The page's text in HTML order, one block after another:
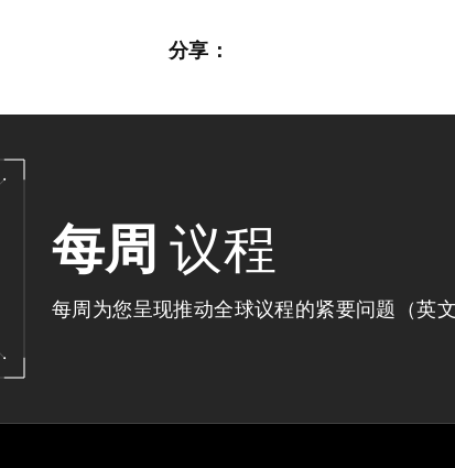
分享：
每周 议程
每周为您呈现推动全球议程的紧要问题（英文